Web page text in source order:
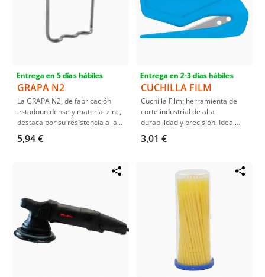
Entrega en 5 días hábiles
GRAPA N2
La GRAPA N2, de fabricación
estadounidense y material zinc,
destaca por su resistencia a la
corrosión y robustez. Con un
espesor de 2.0 mm, esta grapa
certificada por UL-E481319 y
5,94 €
Entrega en 2-3 días hábiles
CUCHILLA FILM
Cuchilla Film: herramienta de
corte industrial de alta
durabilidad y precisión. Ideal
para procesos de envasado y
empaquetado, ofreciendo
primera calidad.
3,01 €